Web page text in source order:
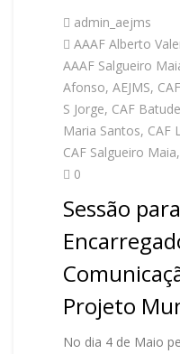
admin_aejms
AAAF Alberto
AAAF Salgueiro
Afonso, AEJMS,
S Jorge, CAF
Maria Santos, CAF
CAF Salgueiro Maia,
0
Sessão
Projeto
No dia 4 de Maio